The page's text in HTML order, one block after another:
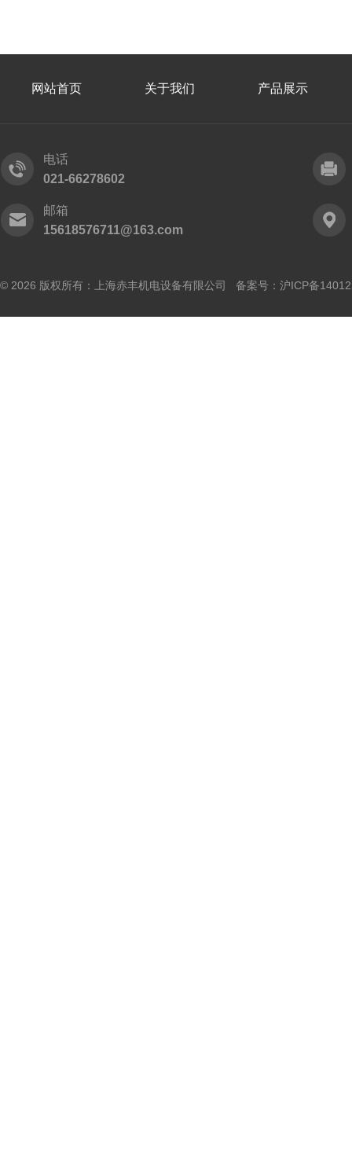
网站首页 关于我们 产品展示
电话
021-66278602
邮箱
15618576711@163.com
© 2026 版权所有：上海赤丰机电设备有限公司 备案号： 沪ICP备